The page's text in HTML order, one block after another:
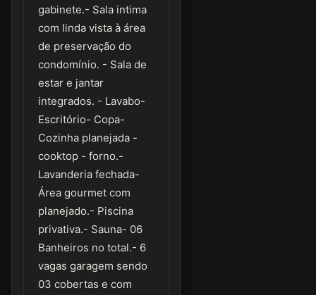
gabinete.- Sala intima
com linda vista à área
de preservação do
condomínio. - Sala de
estar e jantar
integrados. - Lavabo-
Escritório- Copa-
Cozinha planejada -
cooktop - forno.-
Lavanderia fechada-
Área gourmet com
planejado.- Piscina
privativa.- Sauna- 06
Banheiros no total.- 6
vagas garagem sendo
03 cobertas e com